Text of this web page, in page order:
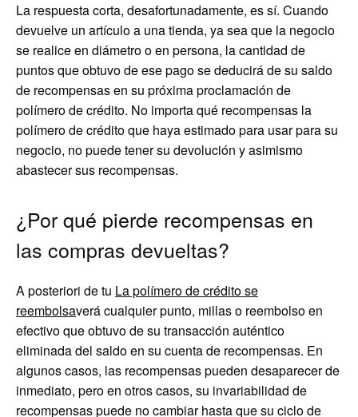
La respuesta corta, desafortunadamente, es sí. Cuando
devuelve un artículo a una tienda, ya sea que la negocio
se realice en diámetro o en persona, la cantidad de
puntos que obtuvo de ese pago se deducirá de su saldo
de recompensas en su próxima proclamación de
polímero de crédito. No importa qué recompensas la
polímero de crédito que haya estimado para usar para su
negocio, no puede tener su devolución y asimismo
abastecer sus recompensas.
¿Por qué pierde recompensas en
las compras devueltas?
A posteriori de tu La polímero de crédito se
reembolsaverá cualquier punto, millas o reembolso en
efectivo que obtuvo de su transacción auténtico
eliminada del saldo en su cuenta de recompensas. En
algunos casos, las recompensas pueden desaparecer de
inmediato, pero en otros casos, su invariabilidad de
recompensas puede no cambiar hasta que su ciclo de